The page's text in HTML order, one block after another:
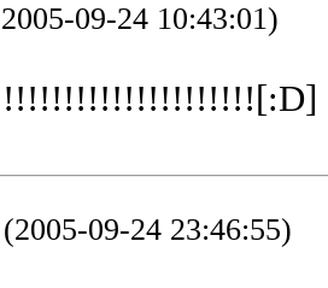
09-24 10:43:01)
(2005-09-24 23:46:55)